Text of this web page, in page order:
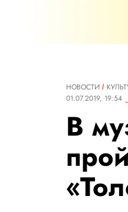
НОВОСТИ
01.07.2019, 19:54
В